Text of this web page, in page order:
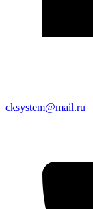
cksystem@mail.ru